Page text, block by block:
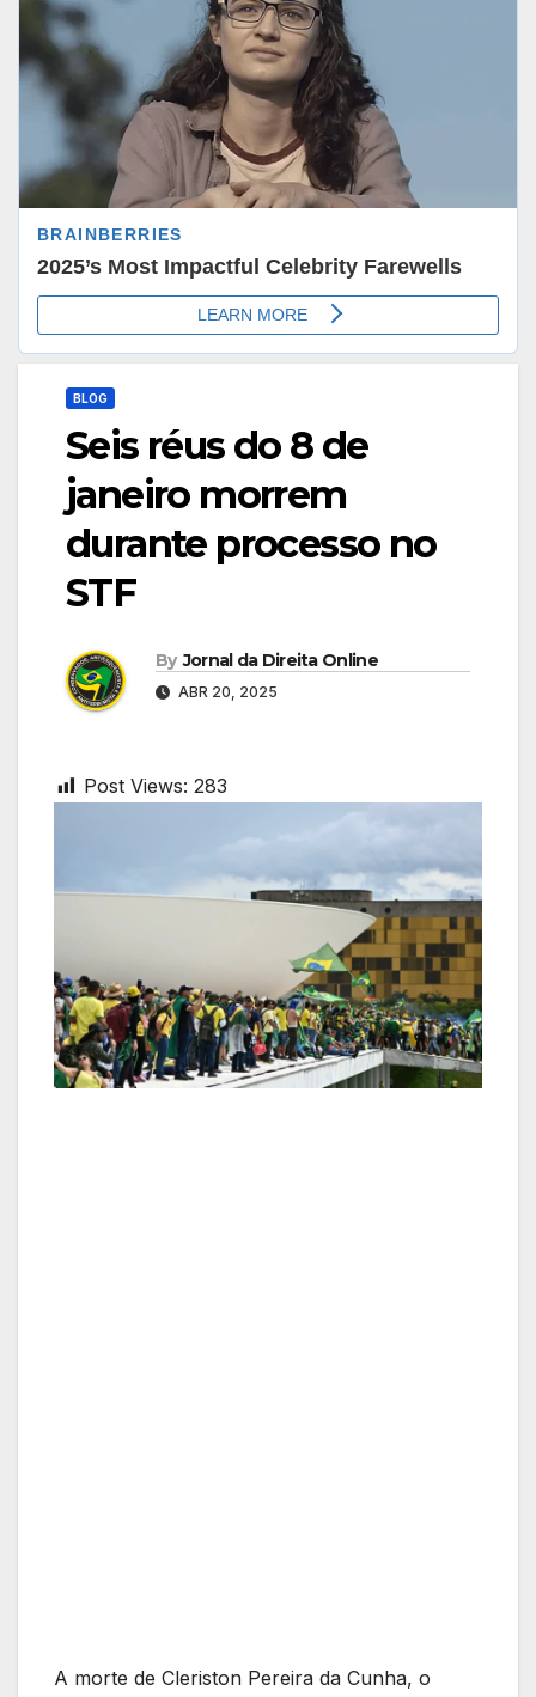
BLOG
Seis réus do 8 de
janeiro morrem
durante processo no
STF
By Jornal da Direita Online
ABR 20, 2025
Post Views: 283
A morte de Cleriston Pereira da Cunha, o